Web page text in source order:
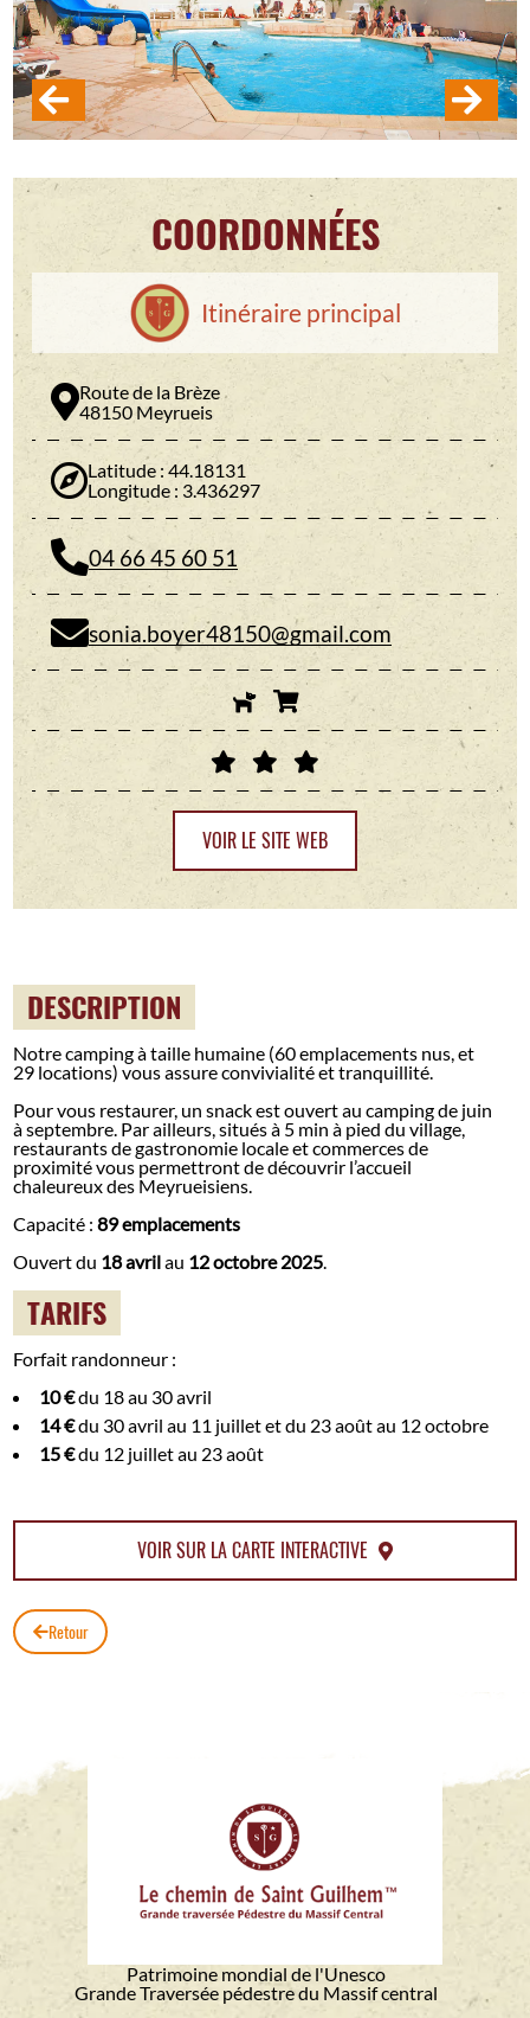
COORDONNÉES
Itinéraire principal
Route de la Brèze
48150 Meyrueis
Latitude : 44.18131
Longitude : 3.436297
04 66 45 60 51
sonia.boyer48150@gmail.com
VOIR LE SITE WEB
DESCRIPTION
Notre camping à taille humaine (60 emplacements nus, et
29 locations) vous assure convivialité et tranquillité.
Pour vous restaurer, un snack est ouvert au camping de juin
à septembre. Par ailleurs, situés à 5 min à pied du village,
restaurants de gastronomie locale et commerces de
proximité vous permettront de découvrir l’accueil
chaleureux des Meyrueisiens.
Capacité :89 emplacements
Ouvert du 18 avrilau 12 octobre 2025.
TARIFS
Forfait randonneur :
10 €du 18 au 30 avril
14 €du 30 avril au 11 juillet et du 23 août au 12 octobre
15 €du 12 juillet au 23 août
VOIR SUR LA CARTE INTERACTIVE
Retour
Patrimoine mondial de l'Unesco
Grande Traversée pédestre du Massif central